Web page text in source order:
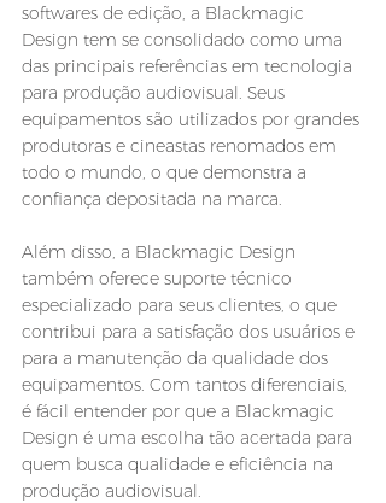
softwares de edição, a Blackmagic
Design tem se consolidado como uma
das principais referências em tecnologia
para produção audiovisual. Seus
equipamentos são utilizados por grandes
produtoras e cineastas renomados em
todo o mundo, o que demonstra a
confiança depositada na marca.
Além disso, a Blackmagic Design
também oferece suporte técnico
especializado para seus clientes, o que
contribui para a satisfação dos usuários e
para a manutenção da qualidade dos
equipamentos. Com tantos diferenciais,
é fácil entender por que a Blackmagic
Design é uma escolha tão acertada para
quem busca qualidade e eficiência na
produção audiovisual.